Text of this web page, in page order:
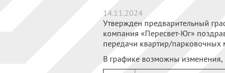
14.11.2024
Утвержден предварительный
компания «Пересвет-Юг»
передачи квартир/парковочных
В графике возможны изменения,